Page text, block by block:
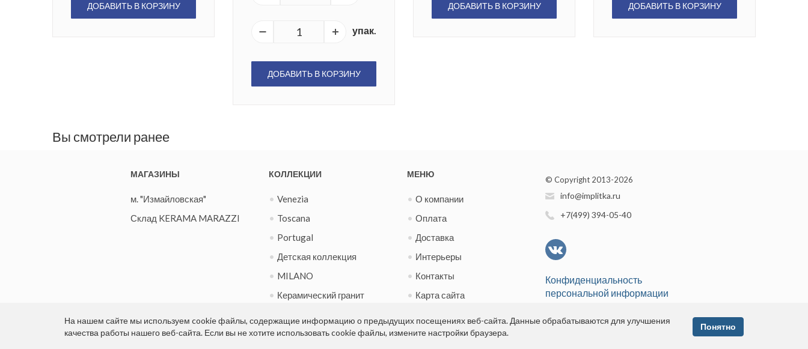
ДОБАВИТЬ В КОРЗИНУ
упак.
ДОБАВИТЬ В КОРЗИНУ
ДОБАВИТЬ В КОРЗИНУ ДОБАВИТЬ В КОРЗИНУ
Вы смотрели ранее
МАГАЗИНЫ
м. "Измайловская"
Склад KERAMA MARAZZI
КОЛЛЕКЦИИ
Venezia
Toscana
Portugal
Детская коллекция
MILANO
Керамический гранит
МЕНЮ
О компании
Оплата
Доставка
Интерьеры
Контакты
Карта сайта
© Copyright 2013-2026
info@implitka.ru
+7(499) 394-05-40
Конфиденциальность
персональной информации
На нашем сайте мы используем cookie файлы, содержащие информацию о предыдущих посещениях веб-сайта. Данные обрабатываются для улучшения
качества работы нашего веб-сайта. Если вы не хотите использовать cookie файлы, измените настройки браузера.
Понятно